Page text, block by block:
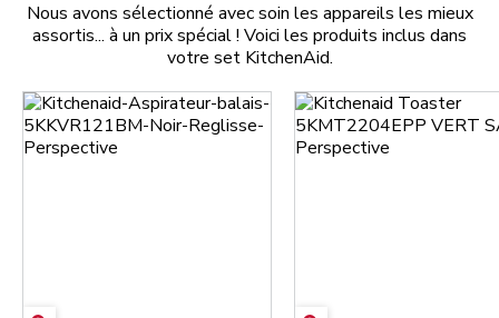
Nous avons sélectionné avec soin les appareils les mieux
assortis... à un prix spécial ! Voici les produits inclus dans
votre set KitchenAid.